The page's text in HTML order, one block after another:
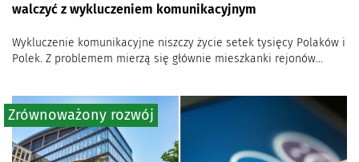
walczyć z wykluczeniem komunikacyjnym
Wykluczenie komunikacyjne niszczy życie setek tysięcy Polaków i
Polek. Z problemem mierzą się głównie mieszkanki rejonów...
Zrównoważony rozwój